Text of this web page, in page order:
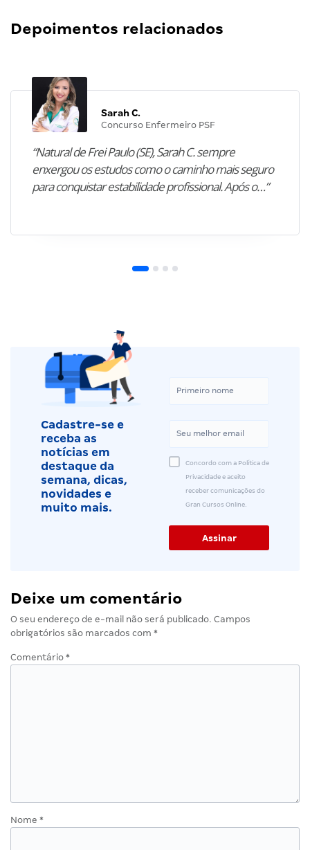
Depoimentos relacionados
Sarah C.
Concurso Enfermeiro PSF
“Natural de Frei Paulo (SE), Sarah C. sempre
enxergou os estudos como o caminho mais seguro
para conquistar estabilidade profissional. Após o…”
Cadastre-se e
receba as
notícias em
destaque da
semana, dicas,
novidades e
muito mais.
Concordo com a Política de
Privacidade e aceito
receber comunicações do
Gran Cursos Online.
Deixe um comentário
O seu endereço de e-mail não será publicado. Campos
obrigatórios são marcados com *
Comentário *
Nome *